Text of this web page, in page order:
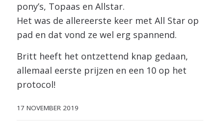
pony’s, Topaas en Allstar.
Het was de allereerste keer met All Star op
pad en dat vond ze wel erg spannend.
Britt heeft het ontzettend knap gedaan,
allemaal eerste prijzen en een 10 op het
protocol!
17 NOVEMBER 2019